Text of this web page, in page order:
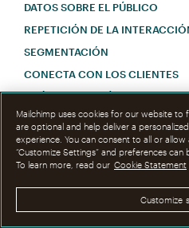
DATOS SOBRE EL PÚBLICO
REPETICIÓN DE LA
SEGMENTACIÓN
CONECTA CON LOS CLIENTES
DIRÍGETE A TU PÚBLICO
AUMENTA TU PÚBLICO
Comparte
Mailchimp uses cookies for our website to
are optional and help deliver a
experience. You can consent to all or allow
“Customize Settings” and preferences can
To learn more, read our Cookie Statement
Customize